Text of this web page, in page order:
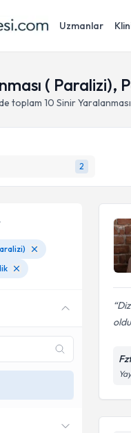
Uzmanlar
( Paralizi),
toplam 10 Sinir
2